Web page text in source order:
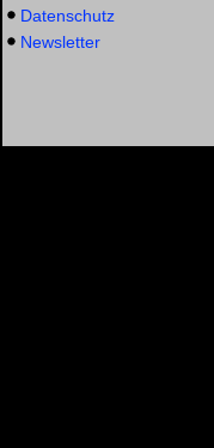
Datenschutz
Newsletter